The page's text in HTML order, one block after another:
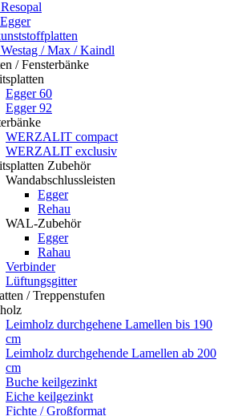
/ Max / Kaindl
/ Fensterbänke
Egger 60
Egger 92
WERZALIT compact
WERZALIT exclusiv
Zubehör
Wandabschlussleisten
Egger
Rehau
WAL-Zubehör
Egger
Rahau
Verbinder
Lüftungsgitter
/ Treppenstufen
Leimholz durchgehene Lamellen bis 190
cm
Leimholz durchgehende Lamellen ab 200
cm
Buche keilgezinkt
Eiche keilgezinkt
Fichte / Großformat